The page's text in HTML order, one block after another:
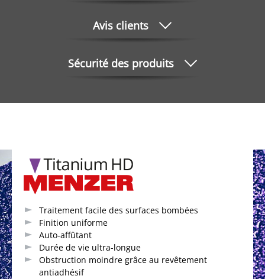
Avis clients
Sécurité des produits
Traitement facile des surfaces bombées
Finition uniforme
Auto-affûtant
Durée de vie ultra-longue
Obstruction moindre grâce au revêtement
antiadhésif